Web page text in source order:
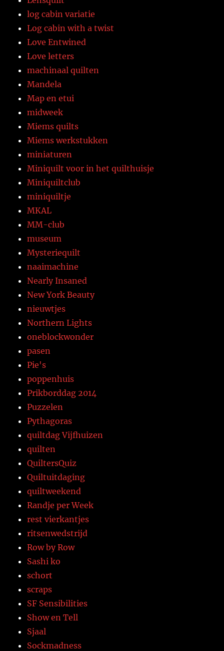
log cabin variatie
Log cabin with a twist
Love Entwined
Love letters
machinaal quilten
Mandela
Map en etui
midweek
Miems quilts
Miems werkstukken
miniaturen
Miniquilt voor in het quilthuisje
Miniquiltclub
miniquiltje
MKAL
MM-club
museum
Mysteriequilt
naaimachine
Nearly Insaned
New York Beauty
nieuwtjes
Northern Lights
oneblockwonder
pasen
Pie's
poppenhuis
Prikborddag 2014
Puzzelen
Pythagoras
quiltdag Vijfhuizen
quilten
QuiltersQuiz
Quiltuitdaging
quiltweekend
Randje per Week
rest vierkantjes
ritsenwedstrijd
Row by Row
Sashi ko
schort
scraps
SF Sensibilities
Show en Tell
Sjaal
Sockmadness